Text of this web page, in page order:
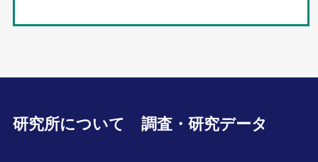
研究所について 調査・研究データ